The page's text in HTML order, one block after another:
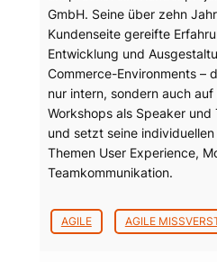
GmbH. Seine über zehn
Kundenseite gereifte
Entwicklung und
Commerce-Environments –
nur intern, sondern auch
Workshops als Speaker und
und setzt seine
Themen User Experience,
Teamkommunikation.
AGILE AGILE